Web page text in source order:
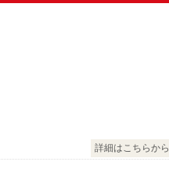
詳細はこちらから